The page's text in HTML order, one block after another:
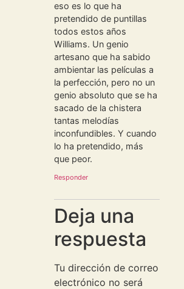
eso es lo que ha
pretendido de puntillas
todos estos años
Williams. Un genio
artesano que ha sabido
ambientar las películas a
la perfección, pero no un
genio absoluto que se ha
sacado de la chistera
tantas melodías
inconfundibles. Y cuando
lo ha pretendido, más
que peor.
Responder
Deja una
respuesta
Tu dirección de correo
electrónico no será